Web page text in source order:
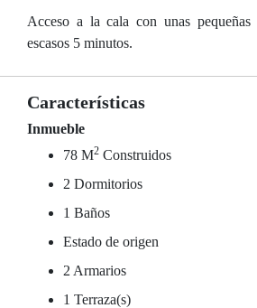
Acceso a la cala con unas pequeñas
escasos 5 minutos.
Características
Inmueble
78 M2 Construidos
2 Dormitorios
1 Baños
Estado de origen
2 Armarios
1 Terraza(s)